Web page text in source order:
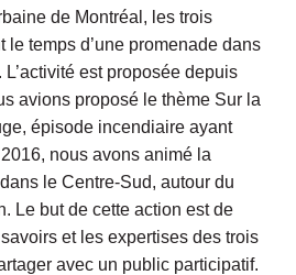
de Montréal, les trois
le temps d’une promenade dans
est proposée depuis
avions proposé le thème Sur la
épisode incendiaire ayant
nous avons animé la
le Centre-Sud, autour du
Le but de cette action est de
et les expertises des trois
avec un public participatif.